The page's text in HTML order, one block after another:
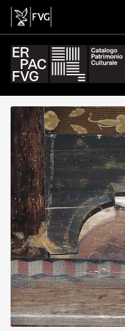
tavoletta da